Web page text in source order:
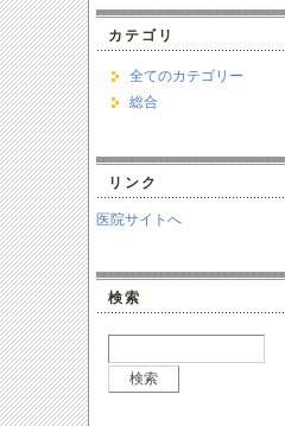
カテゴリ
全てのカテゴリー
総合
リンク
医院サイトへ
検索